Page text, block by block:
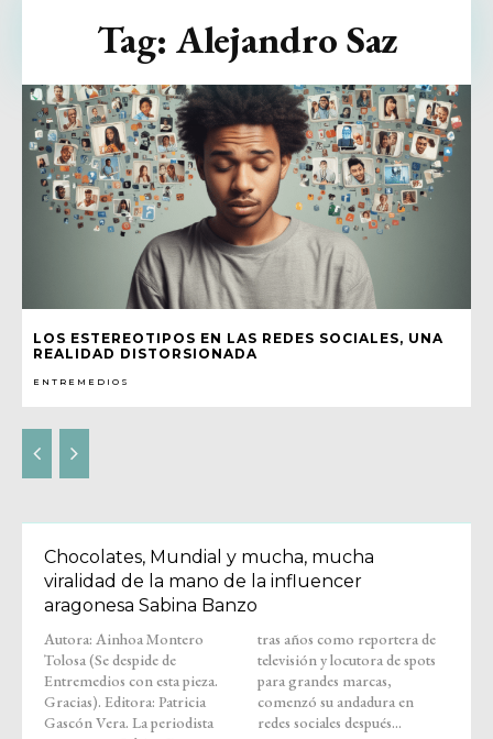
LOS ESTEREOTIPOS EN LAS REDES SOCIALES, UNA
REALIDAD DISTORSIONADA
ENTREMEDIOS
Tag: Alejandro Saz
Chocolates, Mundial y mucha, mucha
viralidad de la mano de la influencer
aragonesa Sabina Banzo
Autora: Ainhoa Montero
Tolosa (Se despide de
Entremedios con esta pieza.
Gracias). Editora: Patricia
Gascón Vera. La periodista
tras años como reportera de
televisión y locutora de spots
para grandes marcas,
comenzó su andadura en
redes sociales después...